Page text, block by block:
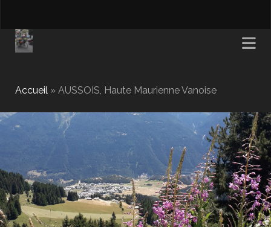
Accueil» AUSSOIS, Haute Maurienne Vanoise